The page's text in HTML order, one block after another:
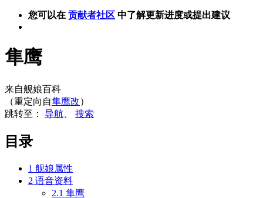
您可以在 贡献者社区 中了解更新进度或提出建议
隼鹰
来自舰娘百科
（重定向自隼鹰改）
跳转至： 导航 搜索
目录
1 舰娘属性
2 语音资料
2.1 隼鹰